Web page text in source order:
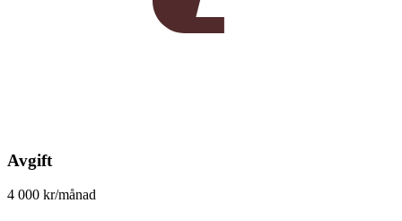
Avgift
4 000 kr/månad